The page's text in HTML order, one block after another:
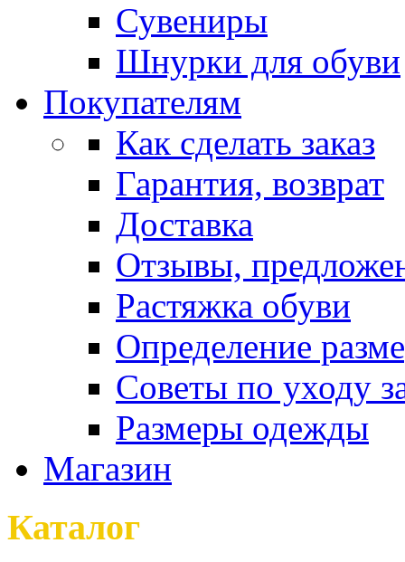
Сувениры
Шнурки для обуви
Покупателям
Как сделать заказ
Гарантия, возврат
Доставка
Отзывы,
Растяжка обуви
Определение
Советы по уходу
Размеры одежды
Магазин
Каталог